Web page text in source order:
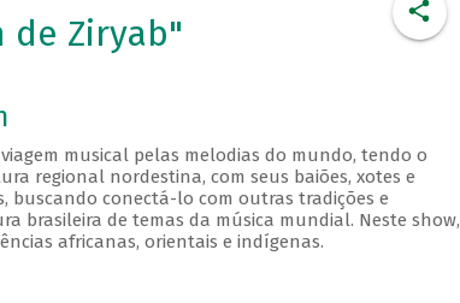
de Ziryab"
musical pelas melodias do mundo, tendo o
regional nordestina, com seus baiões, xotes e
buscando conectá-lo com outras tradições e
brasileira de temas da música mundial. Neste show,
africanas, orientais e indígenas.